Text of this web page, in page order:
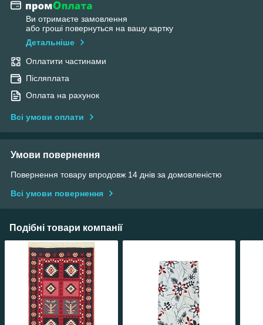
Ви отримаєте замовлення
або гроші повернуться на вашу картку
Детальніше
Оплатити частинами
Післяплата
Оплата на рахунок
Всі умови оплати
Умови повернення
Повернення товару впродовж 14 днів за домовленістю
Всі умови повернення
Подібні товари компанії